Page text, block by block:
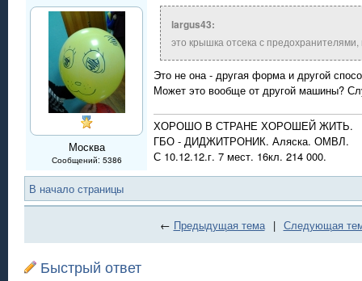
Москва
Сообщений: 5386
largus43:
это крышка отсека с
Это не она - другая форма и другой
Может это вообще от другой машины?
ХОРОШО В СТРАНЕ ХОРОШЕЙ ЖИТЬ.
ГБО - ДИДЖИТРОНИК. Аляска. ОМВЛ.
С 10.12.12.г. 7 мест. 16кл. 214 000.
В начало страницы
← Предыдущая тема | Следующая
Быстрый ответ